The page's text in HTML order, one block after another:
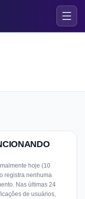
hoje (10
registra nenhuma
Nas últimas 24
de usuários,